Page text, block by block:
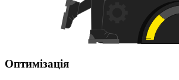
Оптимізація